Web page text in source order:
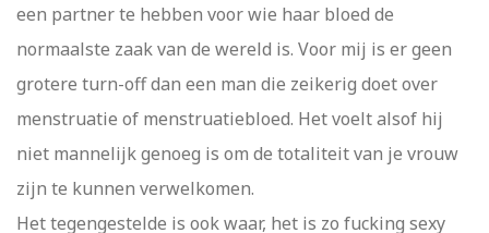
een partner te hebben voor wie haar bloed de
normaalste zaak van de wereld is. Voor mij is er geen
grotere turn-off dan een man die zeikerig doet over
menstruatie of menstruatiebloed. Het voelt alsof hij
niet mannelijk genoeg is om de totaliteit van je vrouw
zijn te kunnen verwelkomen.
Het tegengestelde is ook waar, het is zo fucking sexy